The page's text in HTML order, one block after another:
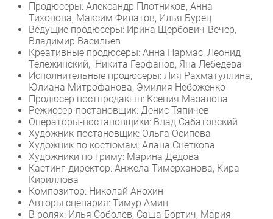
Продюсеры: Александр Плотников, Анна
Тихонова, Максим Филатов, Илья Бурец
Ведущие продюсеры: Ирина Щербович-Вечер,
Владимир Васильев
Креативные продюсеры: Анна Пармас, Леонид
Тележинский, Никита Герфанов, Яна Лебедева
Исполнительные продюсеры: Лия Рахматуллина,
Юлиана Митрофанова, Эмилия Небоженко
Продюсер постпродакшн: Ксения Мазалова
Режиссер-постановщик: Денис Тяпичев
Операторы-постановщики: Влад Сабатовский
Художник-постановщик: Ольга Осипова
Художник по костюмам: Алана Снеткова
Художники по гриму: Марина Дедова
Кастинг-директор: Анжела Тимерханова, Кира
Кириллова
Композитор: Николай Анохин
Авторы сценария: Тимур Амин
В ролях: Илья Соболев, Саша Бортич, Мария